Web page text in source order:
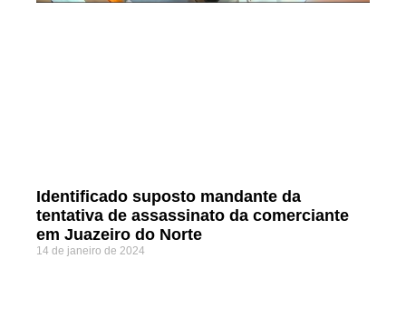
Identificado suposto mandante da
tentativa de assassinato da comerciante
em Juazeiro do Norte
14 de janeiro de 2024